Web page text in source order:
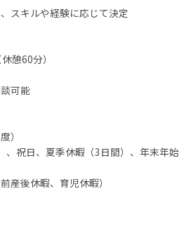
スキルや経験に応じて決定
憩60分）
可能
）
、祝日、夏季休暇（3日間）、年末年始
産後休暇、育児休暇）